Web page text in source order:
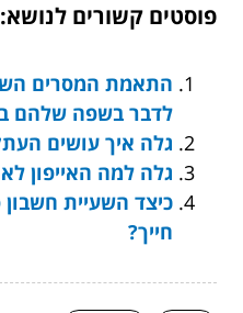
פוסטים קשורים לנושא:
התאמת המסרים
לדבר בשפה שלהם
גלה איך עושים
גלה למה האייפון
כיצד השעיית
חייך?